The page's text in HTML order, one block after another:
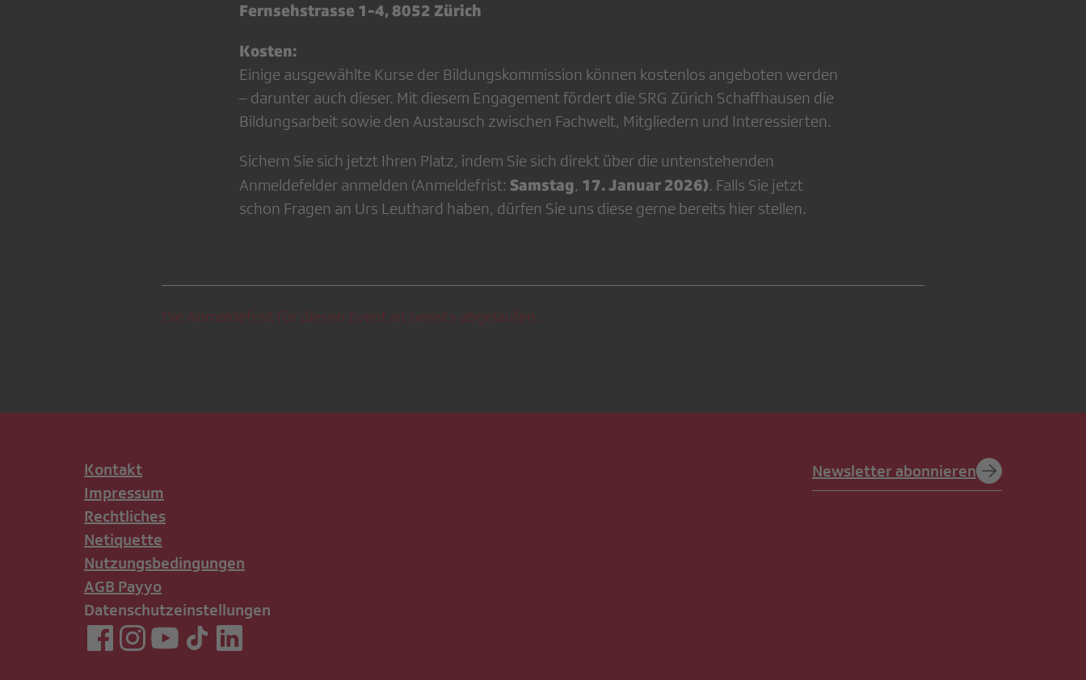
Fernsehstrasse 1-4, 8052 Zürich
Kosten:
Einige ausgewählte Kurse der Bildungskommission können kostenlos angeboten werden
– darunter auch dieser. Mit diesem Engagement fördert die SRG Zürich Schaffhausen die
Bildungsarbeit sowie den Austausch zwischen Fachwelt, Mitgliedern und Interessierten.
Sichern Sie sich jetzt Ihren Platz, indem Sie sich direkt über die untenstehenden
Anmeldefelder anmelden (Anmeldefrist: Samstag, 17. Januar 2026). Falls Sie jetzt
schon Fragen an Urs Leuthard haben, dürfen Sie uns diese gerne bereits hier stellen.
Die Anmeldefrist für diesen Event ist bereits abgelaufen.
Kontakt
Impressum
Rechtliches
Netiquette
Nutzungsbedingungen
AGB Payyo
Datenschutzeinstellungen
Newsletter abonnieren